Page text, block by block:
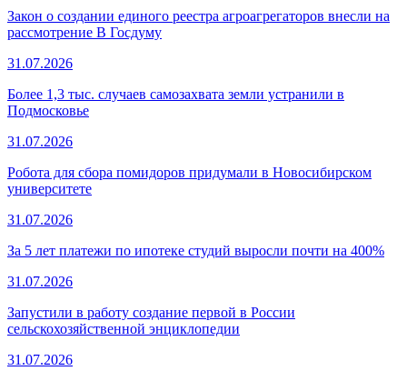
Закон о создании единого реестра агроагрегаторов внесли на
рассмотрение В Госдуму
31.07.2026
Более 1,3 тыс. случаев самозахвата земли устранили в
Подмосковье
31.07.2026
Робота для сбора помидоров придумали в Новосибирском
университете
31.07.2026
За 5 лет платежи по ипотеке студий выросли почти на 400%
31.07.2026
Запустили в работу создание первой в России
сельскохозяйственной энциклопедии
31.07.2026